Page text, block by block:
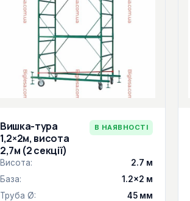
Вишка-тура
1,2×2м, висота
2,7м (2 секції)
В НАЯВНОСТІ
Висота:
2.7 м
База:
1.2×2 м
Труба Ø:
45 мм